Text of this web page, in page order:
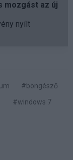
mozgást az új
nyílt
#böngésző
#windows 7